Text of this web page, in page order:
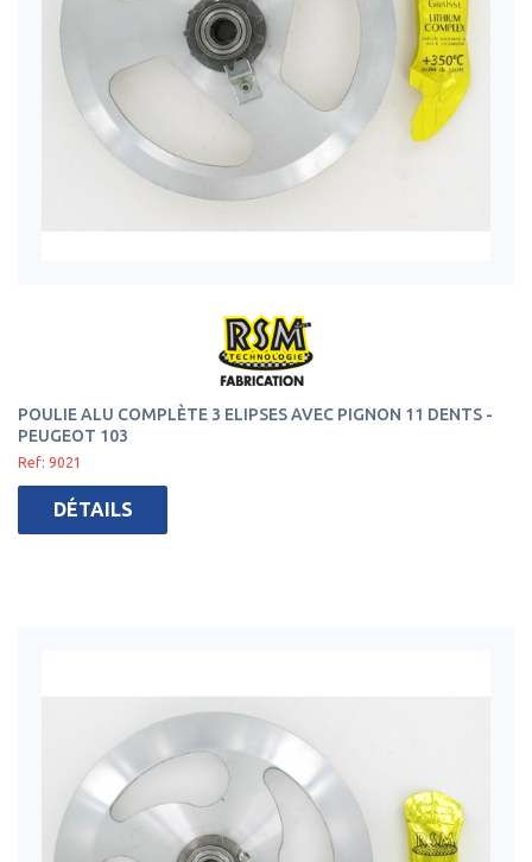
POULIE ALU COMPLÈTE 3 ELIPSES AVEC PIGNON 11 DENTS -
PEUGEOT 103
Ref: 9021
DÉTAILS